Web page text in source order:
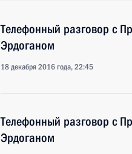
Телефонный разговор с
Эрдоганом
18 декабря 2016 года, 22:45
Телефонный разговор с
Эрдоганом